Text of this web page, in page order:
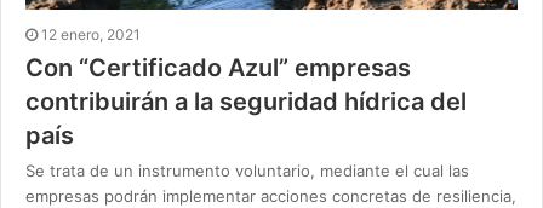
12 enero, 2021
Con “Certificado Azul” empresas
contribuirán a la seguridad hídrica del
país
Se trata de un instrumento voluntario, mediante el cual las
empresas podrán implementar acciones concretas de resiliencia,